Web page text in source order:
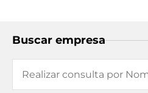
Buscar empresa